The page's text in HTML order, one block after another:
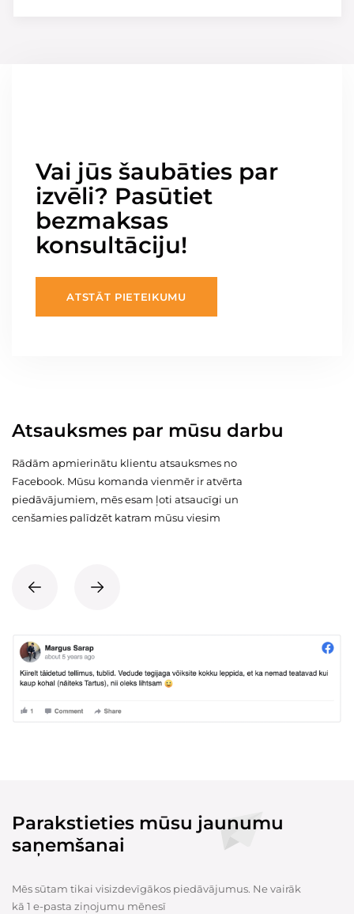
Vai jūs šaubāties par
izvēli? Pasūtiet
bezmaksas
konsultāciju!
ATSTĀT PIETEIKUMU
Atsauksmes par mūsu darbu
Rādām apmierinātu klientu atsauksmes no
Facebook. Mūsu komanda vienmēr ir atvērta
piedāvājumiem, mēs esam ļoti atsaucīgi un
cenšamies palīdzēt katram mūsu viesim
Parakstieties mūsu jaunumu
saņemšanai
Mēs sūtam tikai visizdevīgākos piedāvājumus. Ne vairāk
kā 1 e-pasta ziņojumu mēnesī